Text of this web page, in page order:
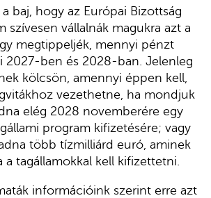
baj, hogy az Európai Bizottság
szívesen vállalnák magukra azt a
megtippeljék, mennyi pénzt
2027-ben és 2028-ban. Jelenleg
kölcsön, amennyi éppen kell,
vezethetne, ha mondjuk
elég 2028 novemberére egy
program kifizetésére; vagy
több tízmilliárd euró, aminek
a tagállamokkal kell kifizettetni.
információink szerint erre azt